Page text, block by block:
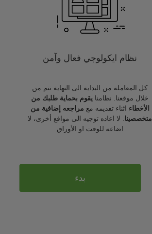
نظام ايكولوجي فعال وآمن
كل المعاملة من البداية الى النهاية تتم من
خلال موقعنا. نظامنا يقوم بحماية طلبك من
الأخطاء اثناء تقديمه مع مراجعه إضافية من
متخصصينا . لا اعاده توجيه الى مواقع أخرى، لا
اضاعه للوقت او الأوراق
بدء